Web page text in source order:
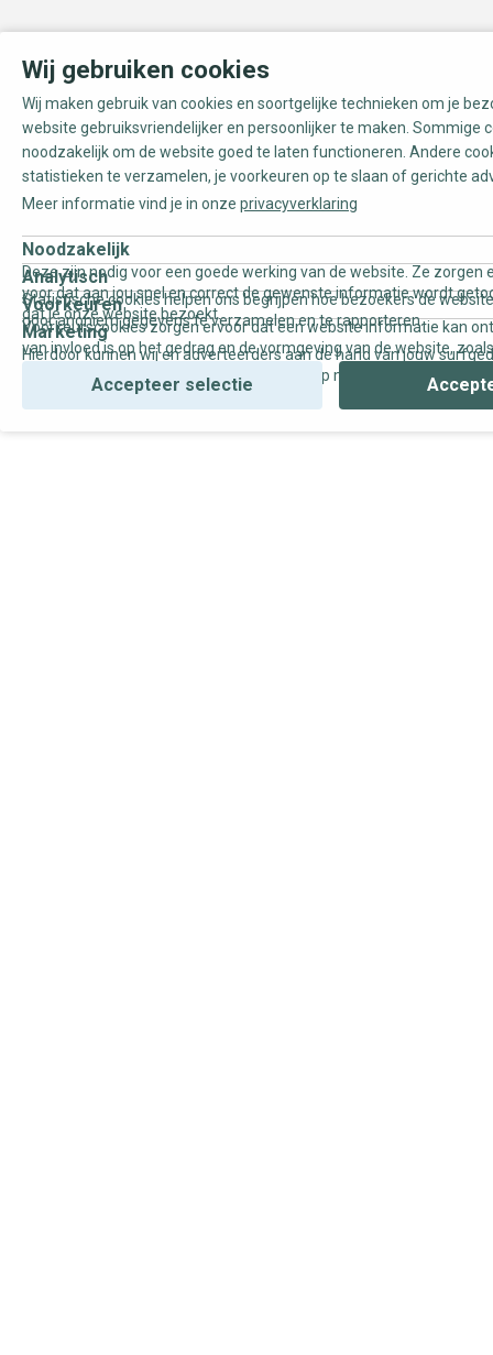
Wij gebruiken cookies
Wij maken gebruik van cookies en soortgelijke technieken om je
website gebruiksvriendelijker en persoonlijker te maken. Sommige
noodzakelijk om de website goed te laten functioneren. Andere
statistieken te verzamelen, je voorkeuren op te slaan of gerichte
Meer informatie vind je in onze privacyverklaring
Noodzakelijk
Deze zijn nodig voor een goede werking van de website. Ze zorgen
voor dat aan jou snel en correct de gewenste informatie wordt
dat je onze website bezoekt.
Analytisch
Statistische cookies helpen ons begrijpen hoe bezoekers de
door anoniem gegevens te verzamelen en te rapporteren.
Voorkeuren
Voorkeurscookies zorgen ervoor dat een website informatie kan
van invloed is op het gedrag en de vormgeving van de website,
Marketing
Hierdoor kunnen wij en adverteerders aan de hand van jouw
gepersonaliseerde online advertenties en op maat gemaakte
Accepteer selectie